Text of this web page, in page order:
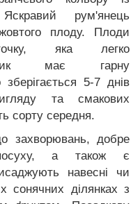
рум'янець
плоду. Плоди
яка легко
має гарну
зберігається 5-7 днів
та смакових
сорту середня.
захворювань, добре
а також є
навесні чи
сонячних ділянках з